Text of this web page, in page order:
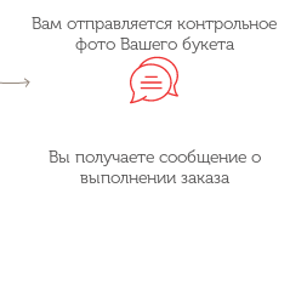
Вам отправляется контрольное
фото Вашего букета
Вы получаете сообщение о
выполнении заказа